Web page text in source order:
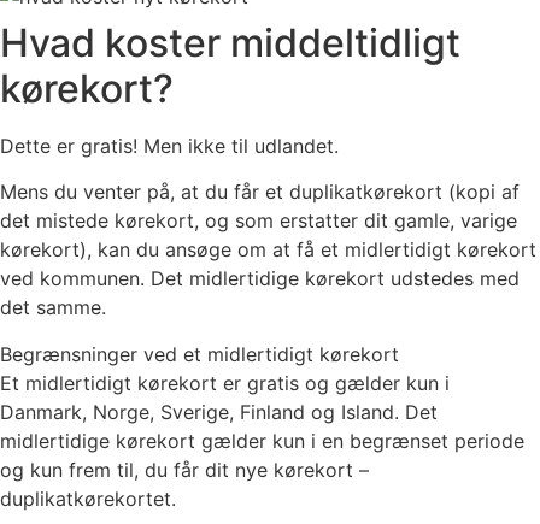
Hvad koster middeltidligt
kørekort?
Dette er gratis! Men ikke til udlandet.
Mens du venter på, at du får et duplikatkørekort (kopi af
det mistede kørekort, og som erstatter dit gamle, varige
kørekort), kan du ansøge om at få et midlertidigt kørekort
ved kommunen. Det midlertidige kørekort udstedes med
det samme.
Begrænsninger ved et midlertidigt kørekort
Et midlertidigt kørekort er gratis og gælder kun i
Danmark, Norge, Sverige, Finland og Island. Det
midlertidige kørekort gælder kun i en begrænset periode
og kun frem til, du får dit nye kørekort –
duplikatkørekortet.